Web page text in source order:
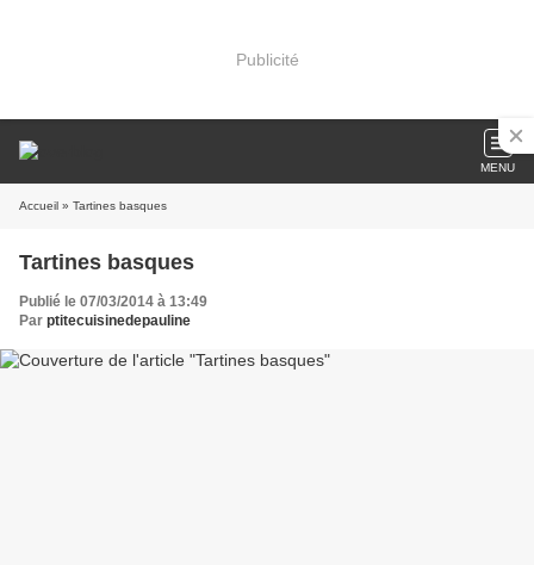
Publicité
MENU
Accueil » Tartines basques
Tartines basques
Publié le 07/03/2014 à 13:49
Par ptitecuisinedepauline